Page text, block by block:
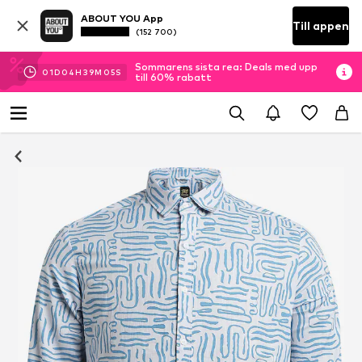
ABOUT YOU App
(152 700) Till appen
01D 04H 39M 05S
Sommarens sista rea: Deals med upp
till 60% rabatt